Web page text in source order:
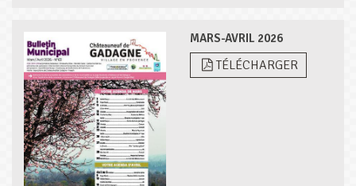
MARS-AVRIL 2026
TÉLÉCHARGER